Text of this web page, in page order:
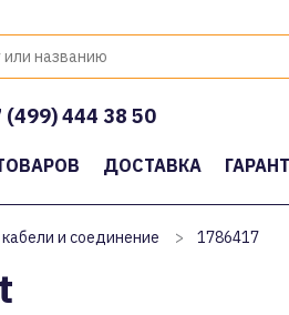
(499) 444 38 50
ДОСТАВКА
и соединение > 1786417